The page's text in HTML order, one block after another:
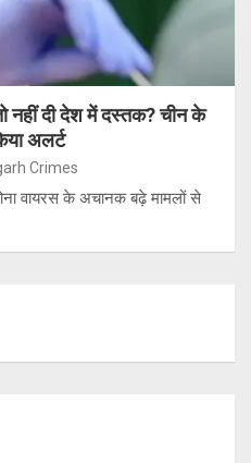
नहीं दी देश में दस्तक? चीन के
अलर्ट
Crimes
वायरस के अचानक बढ़े मामलों से